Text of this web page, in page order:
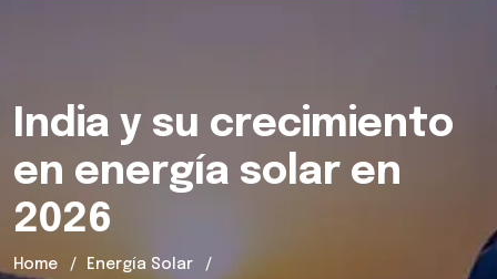
India y su crecimiento
en energía solar en
2026
Home
Energía Solar